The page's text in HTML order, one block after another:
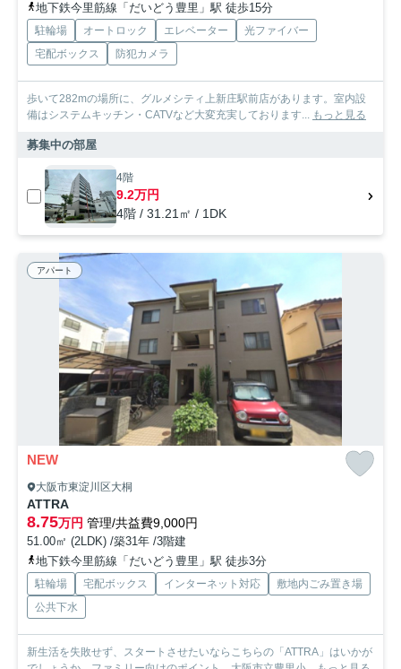
地下鉄今里筋線「だいどう豊里」駅 徒歩15分
駐輪場 オートロック エレベーター
光ファイバー
宅配ボックス
防犯カメラ
歩いて282mの場所に、グルメシティ上新庄駅前店があります。室内設
備はシステムキッチン・CATVなど大変充実しております... もっと見る
募集中の部屋
4階
9.2万円
4階 / 31.21㎡ / 1DK
アパート
NEW
大阪市東淀川区大桐
ATTRA
8.75万円 管理/共益費9,000円
51.00㎡ (2LDK) /築31年 /3階建
地下鉄今里筋線「だいどう豊里」駅 徒歩3分
駐輪場 宅配ボックス インターネット対応
敷地内ごみ置き場
公共下水
新生活を失敗せず、スタートさせたいならこちらの「ATTRA」はいかが